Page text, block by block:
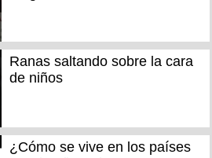
Ranas saltando sobre la cara
de niños
¿Cómo se vive en los países